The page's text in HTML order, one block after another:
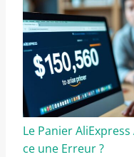
Le Panier
ce une Erreur ?